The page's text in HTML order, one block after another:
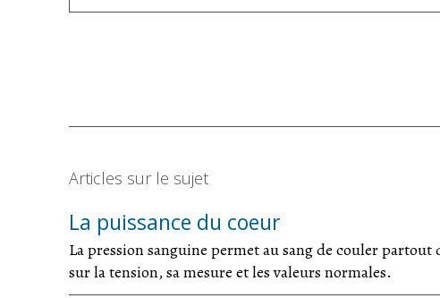
Articles sur le sujet
La puissance du coeur
La pression sanguine permet au sang de couler partout
sur la tension, sa mesure et les valeurs normales.